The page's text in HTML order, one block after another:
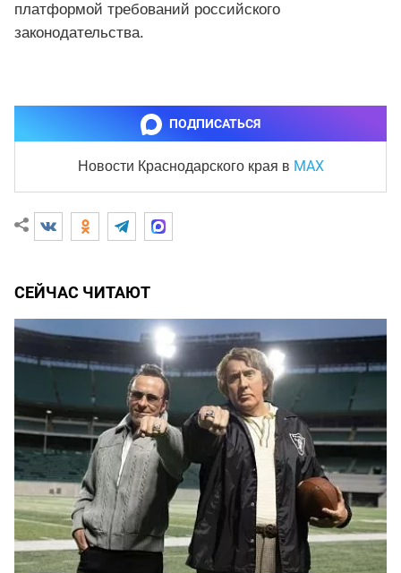
платформой требований российского
законодательства.
ПОДПИСАТЬСЯ
Новости Краснодарского края в MAX
СЕЙЧАС ЧИТАЮТ